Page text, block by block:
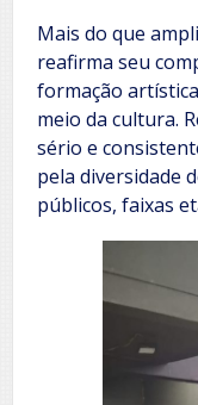
Mais do que
reafirma seu
formação
meio da cultura.
sério e
pela diversidade
públicos, faixas